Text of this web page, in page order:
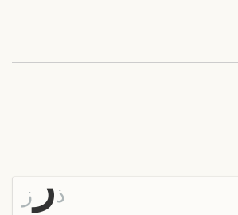
ذر ز